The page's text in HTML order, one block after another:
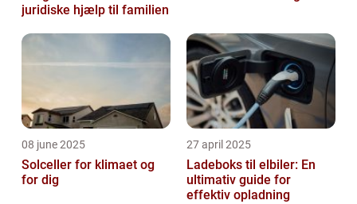
juridiske hjælp til familien
08 june 2025
Solceller for klimaet og
for dig
27 april 2025
Ladeboks til elbiler: En
ultimativ guide for
effektiv opladning